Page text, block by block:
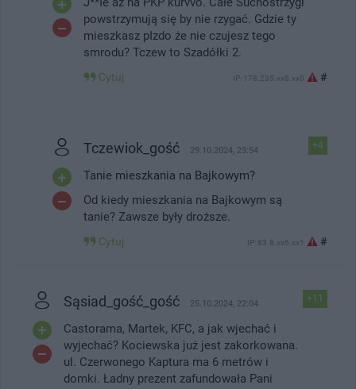
powstrzymują się by nie rzygać. Gdzie ty
mieszkasz pIzdo że nie czujesz tego
smrodu? Tczew to Szadółki 2.
Cytuj IP: 178.235.xx8.xx0 #
+4
Tczewiok_gość 29.10.2024, 23:54
Tanie mieszkania na Bajkowym?
Od kiedy mieszkania na Bajkowym są
tanie? Zawsze były droższe.
Cytuj IP: 83.8.xx6.xx1 #
+11
Sąsiad_gość_gość 25.10.2024, 22:04
Castorama, Martek, KFC, a jak wjechać i
wyjechać? Kociewska już jest zakorkowana.
ul. Czerwonego Kaptura ma 6 metrów i
domki. Ładny prezent zafundowała Pani